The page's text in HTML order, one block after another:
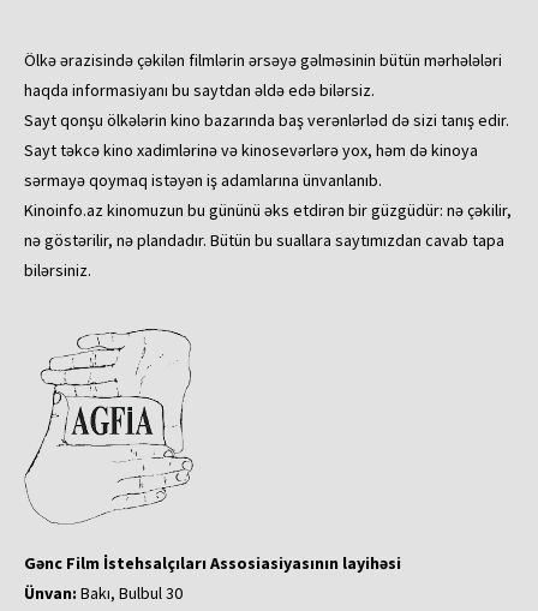
Ölkə ərazisində çəkilən filmlərin ərsəyə gəlməsinin bütün mərhələləri
haqda informasiyanı bu saytdan əldə edə bilərsiz.
Sayt qonşu ölkələrin kino bazarında baş verənlərləd də sizi tanış edir.
Sayt təkcə kino xadimlərinə və kinosevərlərə yox, həm də kinoya
sərmayə qoymaq istəyən iş adamlarına ünvanlanıb.
Kinoinfo.az kinomuzun bu gününü əks etdirən bir güzgüdür: nə çəkilir,
nə göstərilir, nə plandadır. Bütün bu suallara saytımızdan cavab tapa
bilərsiniz.
Gənc Film İstehsalçıları Assosiasiyasının layihəsi
Ünvan: Bakı, Bulbul 30